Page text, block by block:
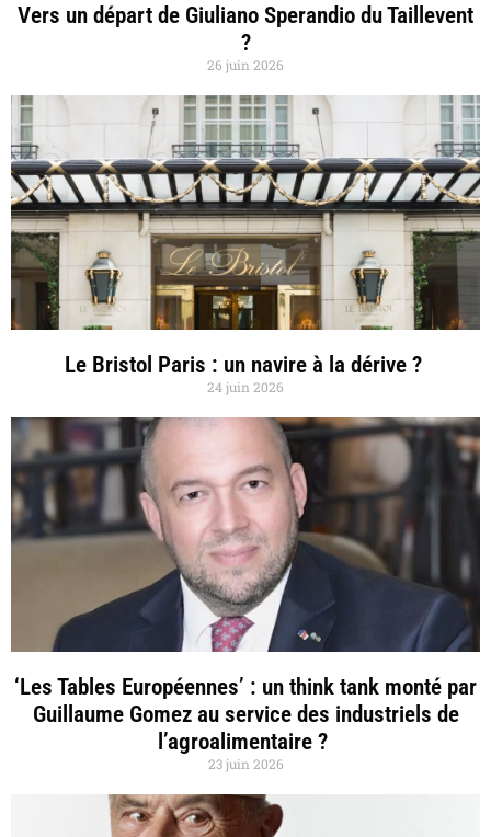
Vers un départ de Giuliano Sperandio du Taillevent
?
26 juin 2026
Le Bristol Paris : un navire à la dérive ?
24 juin 2026
‘Les Tables Européennes’ : un think tank monté par
Guillaume Gomez au service des industriels de
l’agroalimentaire ?
23 juin 2026